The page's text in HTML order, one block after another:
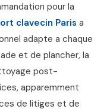
pour la
clavecin Paris a
adapte a chaque
et de plancher, la
post-
apparemment
de litiges et de